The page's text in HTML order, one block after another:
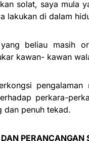
solat, saya mula
lakukan di dalam
beliau masih
kawan- kawan
perkara-
dan penuh tekad.
PERANCANGAN